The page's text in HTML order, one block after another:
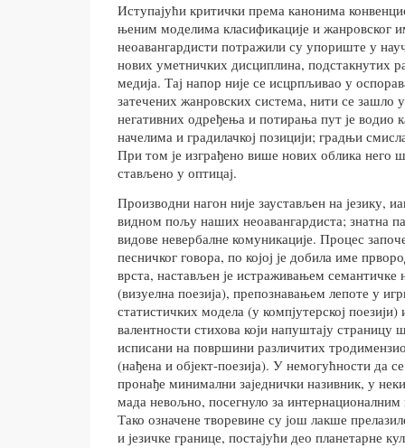
Иступајући критички према канонима
њеним моделима класификације и жанровског
неоавангардисти потражили су упориште у
нових уметничких дисциплина, подстакнутих
медија. Тај напор није се исцрпљивао у
затечених жанровских система, нити се зашло
негативних одређења и потирања пут је водио
начелима и градилачкој позицији; градњи
При том је изграђено више нових облика него
стављено у оптицај.
Производни нагон није заустављен на језику,
видном пољу наших неоавангардиста; знатна
видове невербалне комуникације. Процес
песничког говора, по којој је добила име
врста, настављен је истраживањем семантичке
(визуелна поезија), препознавањем лепоте у
статистичких модела (у компјутерској
валентности стихова који напуштају страницу
исписани на површини различитих
(нађена и објект-поезија). У немогућности да
пронађе минимални заједнички називник, у
мада невољно, посегнуло за
Тако означене творевине су још лакше
и језичке границе, постајући део планетарне